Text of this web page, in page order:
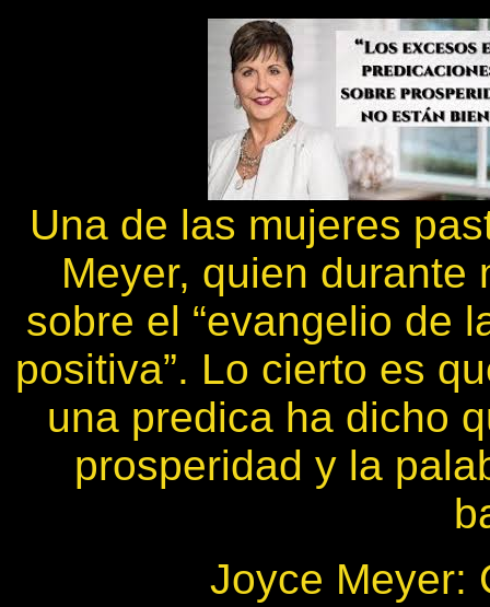
Una de las mujeres
Meyer, quien durante
sobre el “evangelio de
positiva”. Lo cierto es
una predica ha dicho
prosperidad y la
Joyce Meyer: